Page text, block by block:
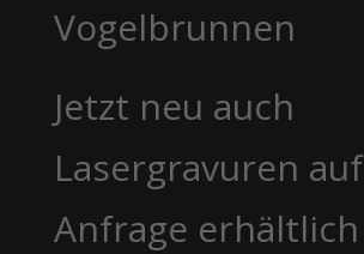
Vogelbrunnen
Jetzt neu auch
Lasergravuren auf
Anfrage erhältlich